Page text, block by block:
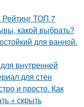
Рейтинг ТОП 7
какой выбрать?
для ванной.
внутренней
для стен
и просто. Как
+ скрыть